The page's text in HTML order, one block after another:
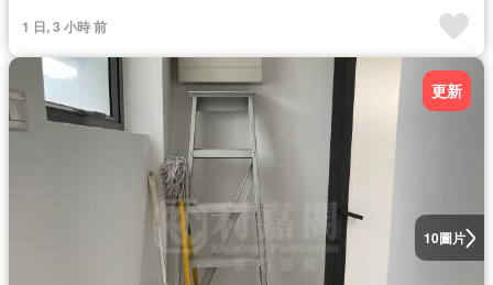
1 日, 3 小時 前
10圖片
更新